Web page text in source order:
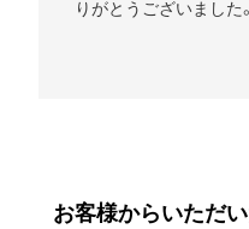
お客様からいただ